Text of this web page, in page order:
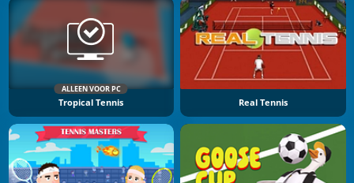
ALLEEN VOOR PC
Tropical Tennis Real Tennis